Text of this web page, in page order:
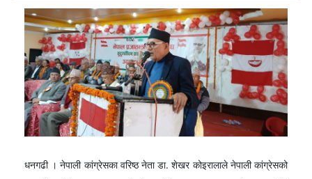
धनगढी । नेपाली कांग्रेसका वरिष्ठ नेता डा. शेखर कोइरालाले नेपाली कांग्रेसको